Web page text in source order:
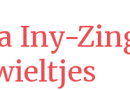
Iny-